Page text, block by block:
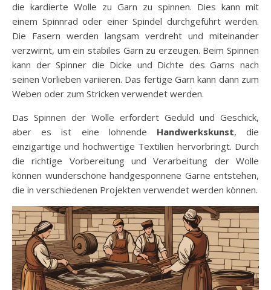
die kardierte Wolle zu Garn zu spinnen. Dies kann mit
einem Spinnrad oder einer Spindel durchgeführt werden.
Die Fasern werden langsam verdreht und miteinander
verzwirnt, um ein stabiles Garn zu erzeugen. Beim Spinnen
kann der Spinner die Dicke und Dichte des Garns nach
seinen Vorlieben variieren. Das fertige Garn kann dann zum
Weben oder zum Stricken verwendet werden.
Das Spinnen der Wolle erfordert Geduld und Geschick,
aber es ist eine lohnende Handwerkskunst, die
einzigartige und hochwertige Textilien hervorbringt. Durch
die richtige Vorbereitung und Verarbeitung der Wolle
können wunderschöne handgesponnene Garne entstehen,
die in verschiedenen Projekten verwendet werden können.